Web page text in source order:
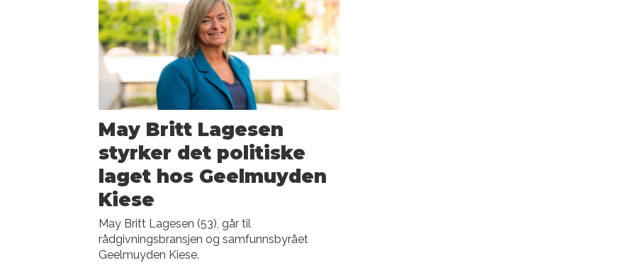
May Britt Lagesen
styrker det politiske
laget hos Geelmuyden
Kiese
May Britt Lagesen (53), går til
rådgivningsbransjen og samfunnsbyrået
Geelmuyden Kiese.